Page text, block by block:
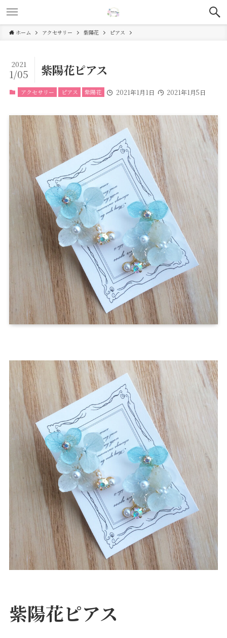
ホーム アクセサリー 紫陽花 ピアス
紫陽花ピアス
2021
1/05
アクセサリー ピアス 紫陽花 2021年1月1日 2021年1月5日
紫陽花ピアス